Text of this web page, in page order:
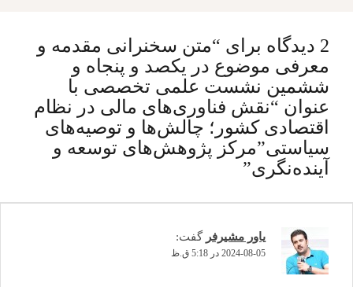
2 دیدگاه برای “
متن سخنرانی مقدمه و
معرفی موضوع در یکصد و پنجاه و
ششمین نشست علمی تخصصی با
عنوان “نقش فناوری‌های مالی در نظام
اقتصادی کشور؛ چالش‌ها و توصیه‌های
سیاستی”مرکز پژوهش‌های توسعه و
آینده‌نگری”
یاور مشیرفر گفت:
2024-08-05 در 5:18 ق.ظ